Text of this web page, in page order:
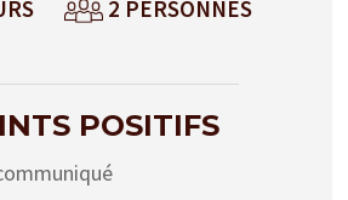
2 PERSONNES
POSITIFS